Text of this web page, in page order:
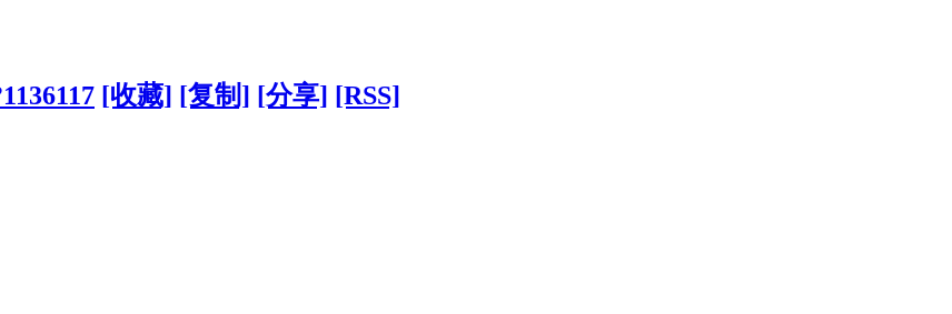
[收藏] [复制] [分享] [RSS]